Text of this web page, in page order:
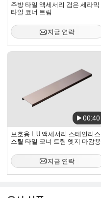
주방 타일 액세서리 검은 세라믹
타일 코너 트림
지금 연락
00:40
보호용 L U 액세서리 스테인리스
스틸 타일 코너 트림 엣지 마감용
지금 연락